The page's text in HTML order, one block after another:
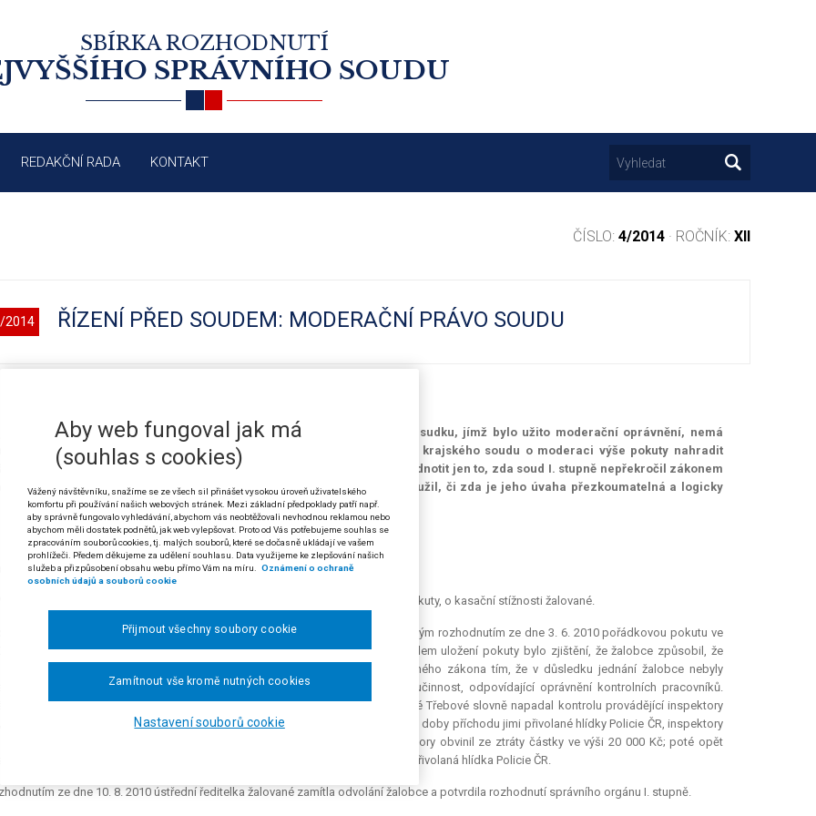
SBÍRKA ROZHODNUTÍ
SPRÁVNÍHO SOUDU
REDAKČNÍ RADA KONTAKT
ČÍSLO: 4/2014 · ROČNÍK: XII
2014 ŘÍZENÍ PŘED SOUDEM: MODERAČNÍ PRÁVO SOUDU
2 soudního řádu správního
správní soud v řízení o kasační stížnosti v rámci přezkumu rozsudku, jímž bylo užito moderační oprávnění, nemá
oprávnění jako krajský soud (§ 78 odst. 2 s. ř. s.) a sám již úvahu krajského soudu o moderaci výše pokuty nahradit
Ve vztahu k diskreci krajského soudu může Nejvyšší správní soud hodnotit jen to, zda soud I. stupně nepřekročil zákonem
meze tohoto uvážení, nevybočil z nich nebo volné uvážení nezneužil, či zda je jeho úvaha přezkoumatelná a logicky
Nejvyššího správního soudu ze dne 19. 12. 2013, čj. 2 As 130/2012-20)
č. 133/2004 Sb. NSS.
U. proti České obchodní inspekci, ústřednímu inspektorátu, o uložení pokuty, o kasační stížnosti žalované.
Královéhradeckého a Pardubického inspektorátu žalované uložil žalobci svým rozhodnutím ze dne 3. 6. 2010 pořádkovou pokutu ve
000 Kč podle § 19 odst. 1 zákona č. 552/1991 Sb., o státní kontrole. Důvodem uložení pokuty bylo zjištění, že žalobce způsobil, že
osoba podnikatelka Romana N. nesplnila povinnost dle § 14 citovaného zákona tím, že v důsledku jednání žalobce nebyly
základní podmínky k provedení kontroly, zejména nebyla poskytnuta součinnost, odpovídající oprávnění kontrolních pracovníků.
žalobce při kontrole dne 16. 4. 2010 v provozovně Bazar Habakuk v České Třebové slovně napadal kontrolu provádějící inspektory
Vypadněte z prodejny, je zavřeno.“, a když inspektoři odmítli opustit prodejnu do doby příchodu jimi přivolané hlídky Policie ČR, inspektory
zamkl a odešel. Po nějaké době se žalobce vrátil a bezdůvodně inspektory obvinil ze ztráty částky ve výši 20 000 Kč; poté opět
(i s inspektory uvnitř) uzamkl, odešel a vrátil se až poté, kdy se dostavila přivolaná hlídka Policie ČR.
ze dne 10. 8. 2010 ústřední ředitelka žalované zamítla odvolání žalobce a potvrdila rozhodnutí správního orgánu I. stupně.
Aby web fungoval jak má
(souhlas s cookies)
Vážený návštěvníku, snažíme se ze všech sil přinášet vysokou úroveň uživatelského
komfortu při používání našich webových stránek. Mezi základní předpoklady patří např.
aby správně fungovalo vyhledávání, abychom vás neobtěžovali nevhodnou reklamou nebo
abychom měli dostatek podnětů, jak web vylepšovat. Proto od Vás potřebujeme souhlas se
zpracováním souborů cookies, tj. malých souborů, které se dočasně ukládají ve vašem
prohlížeči. Předem děkujeme za udělení souhlasu. Data využijeme ke zlepšování našich
služeb a přizpůsobení obsahu webu přímo Vám na míru. Oznámení o ochraně
osobních údajů a souborů cookie
Nastavení souborů cookie
Zamítnout vše kromě nutných cookies
Přijmout všechny soubory cookie